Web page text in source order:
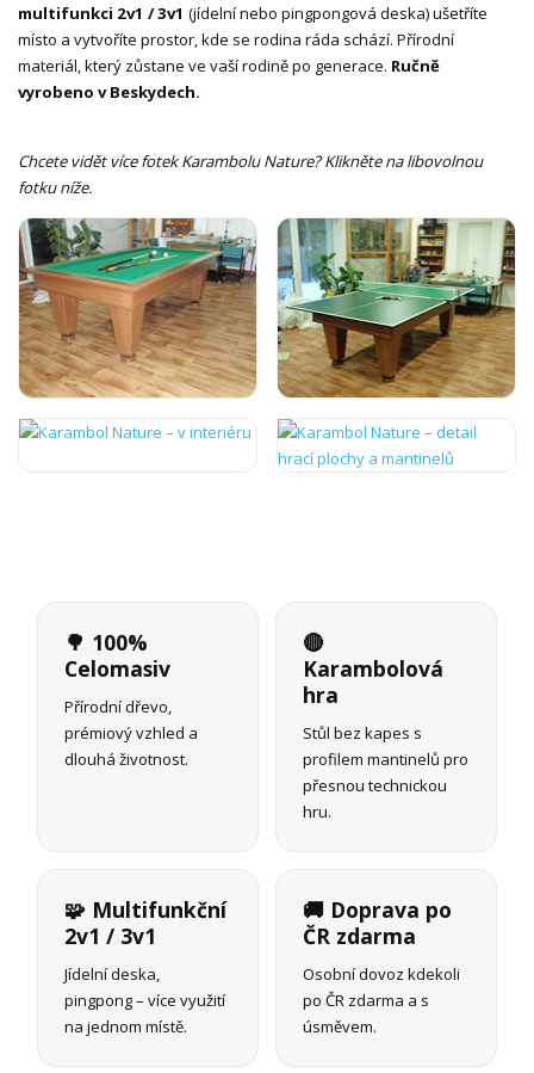
multifunkci 2v1 / 3v1 (jídelní nebo pingpongová deska) ušetříte
místo a vytvoříte prostor, kde se rodina ráda schází. Přírodní
materiál, který zůstane ve vaší rodině po generace. Ručně
vyrobeno v Beskydech.
Chcete vidět více fotek Karambolu Nature? Klikněte na libovolnou
fotku níže.
🌳 100%
Celomasiv
Přírodní dřevo,
prémiový vzhled a
dlouhá životnost.
🔴
Karambolová
hra
Stůl bez kapes s
profilem mantinelů pro
přesnou technickou
hru.
🧩 Multifunkční
2v1 / 3v1
Jídelní deska,
pingpong – více využití
na jednom místě.
🚚 Doprava po
ČR zdarma
Osobní dovoz kdekoli
po ČR zdarma a s
úsměvem.